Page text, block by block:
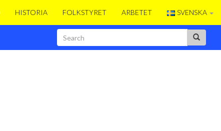
HISTORIA FOLKSTYRET ARBETET SVENSKA